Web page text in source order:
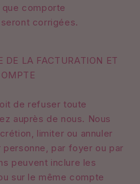
comporte
corrigées.
DE LA FACTURATION ET
de refuser toute
auprès de nous. Nous
limiter ou annuler
par foyer ou par
peuvent inclure les
sur le même compte